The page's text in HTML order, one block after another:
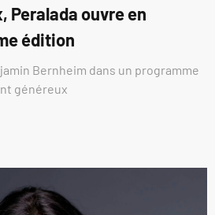
Peralada ouvre en
édition
Bernheim dans un programme
généreux